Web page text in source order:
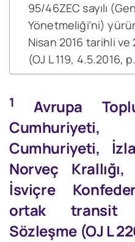
95/46ZEC sayılı
Yönetmeliği’ni)
Nisan 2016 tarihli ve
(OJ L 119, 4.5.2016,
1
Avrupa
Cumhuriyeti,
Norveç
İsviçre
ortak transit
Sözleşme (OJ L